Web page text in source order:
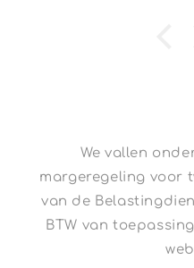
We vallen
margeregeling voor
van de
BTW van